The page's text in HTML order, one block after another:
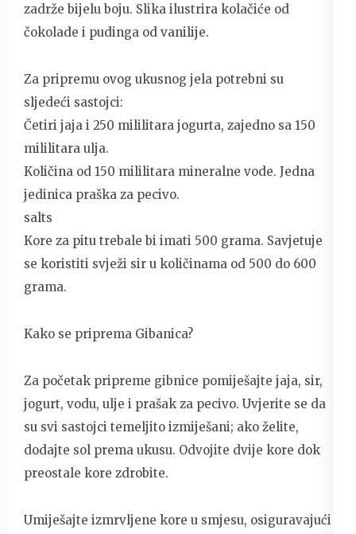
zadrže bijelu boju. Slika ilustrira kolačiće od
čokolade i pudinga od vanilije.
Za pripremu ovog ukusnog jela potrebni su
sljedeći sastojci:
Četiri jaja i 250 mililitara jogurta, zajedno sa 150
mililitara ulja.
Količina od 150 mililitara mineralne vode. Jedna
jedinica praška za pecivo.
salts
Kore za pitu trebale bi imati 500 grama. Savjetuje
se koristiti svježi sir u količinama od 500 do 600
grama.
Kako se priprema Gibanica?
Za početak pripreme gibnice pomiješajte jaja, sir,
jogurt, vodu, ulje i prašak za pecivo. Uvjerite se da
su svi sastojci temeljito izmiješani; ako želite,
dodajte sol prema ukusu. Odvojite dvije kore dok
preostale kore zdrobite.
Umiješajte izmrvljene kore u smjesu, osiguravajući